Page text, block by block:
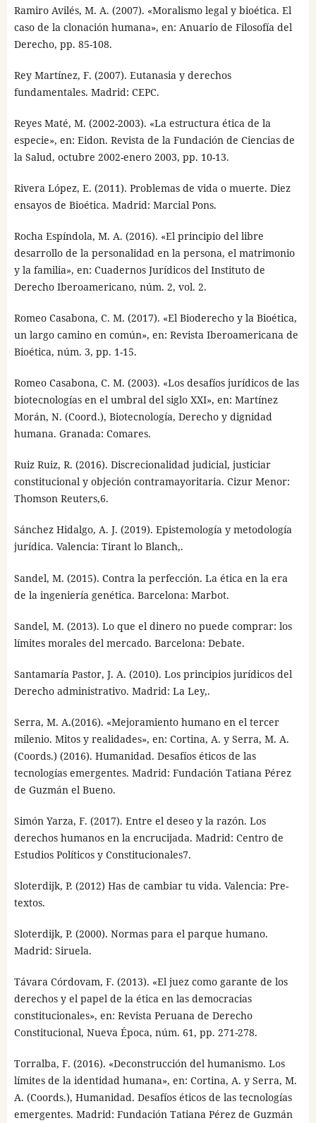
Ramiro Avilés, M. A. (2007). «Moralismo legal y bioética. El
caso de la clonación humana», en: Anuario de Filosofía del
Derecho, pp. 85-108.
Rey Martínez, F. (2007). Eutanasia y derechos
fundamentales. Madrid: CEPC.
Reyes Maté, M. (2002-2003). «La estructura ética de la
especie», en: Eidon. Revista de la Fundación de Ciencias de
la Salud, octubre 2002-enero 2003, pp. 10-13.
Rivera López, E. (2011). Problemas de vida o muerte. Diez
ensayos de Bioética. Madrid: Marcial Pons.
Rocha Espíndola, M. A. (2016). «El principio del libre
desarrollo de la personalidad en la persona, el matrimonio
y la familia», en: Cuadernos Jurídicos del Instituto de
Derecho Iberoamericano, núm. 2, vol. 2.
Romeo Casabona, C. M. (2017). «El Bioderecho y la Bioética,
un largo camino en común», en: Revista Iberoamericana de
Bioética, núm. 3, pp. 1-15.
Romeo Casabona, C. M. (2003). «Los desafíos jurídicos de las
biotecnologías en el umbral del siglo XXI», en: Martínez
Morán, N. (Coord.), Biotecnología, Derecho y dignidad
humana. Granada: Comares.
Ruiz Ruiz, R. (2016). Discrecionalidad judicial, justiciar
constitucional y objeción contramayoritaria. Cizur Menor:
Thomson Reuters,6.
Sánchez Hidalgo, A. J. (2019). Epistemología y metodología
jurídica. Valencia: Tirant lo Blanch,.
Sandel, M. (2015). Contra la perfección. La ética en la era
de la ingeniería genética. Barcelona: Marbot.
Sandel, M. (2013). Lo que el dinero no puede comprar: los
límites morales del mercado. Barcelona: Debate.
Santamaría Pastor, J. A. (2010). Los principios jurídicos del
Derecho administrativo. Madrid: La Ley,.
Serra, M. A.(2016). «Mejoramiento humano en el tercer
milenio. Mitos y realidades», en: Cortina, A. y Serra, M. A.
(Coords.) (2016). Humanidad. Desafíos éticos de las
tecnologías emergentes. Madrid: Fundación Tatiana Pérez
de Guzmán el Bueno.
Simón Yarza, F. (2017). Entre el deseo y la razón. Los
derechos humanos en la encrucijada. Madrid: Centro de
Estudios Políticos y Constitucionales7.
Sloterdijk, P. (2012) Has de cambiar tu vida. Valencia: Pre-
textos.
Sloterdijk, P. (2000). Normas para el parque humano.
Madrid: Siruela.
Távara Córdovam, F. (2013). «El juez como garante de los
derechos y el papel de la ética en las democracias
constitucionales», en: Revista Peruana de Derecho
Constitucional, Nueva Época, núm. 61, pp. 271-278.
Torralba, F. (2016). «Deconstrucción del humanismo. Los
límites de la identidad humana», en: Cortina, A. y Serra, M.
A. (Coords.), Humanidad. Desafíos éticos de las tecnologías
emergentes. Madrid: Fundación Tatiana Pérez de Guzmán